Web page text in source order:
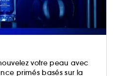
votre peau avec
primés basés sur la